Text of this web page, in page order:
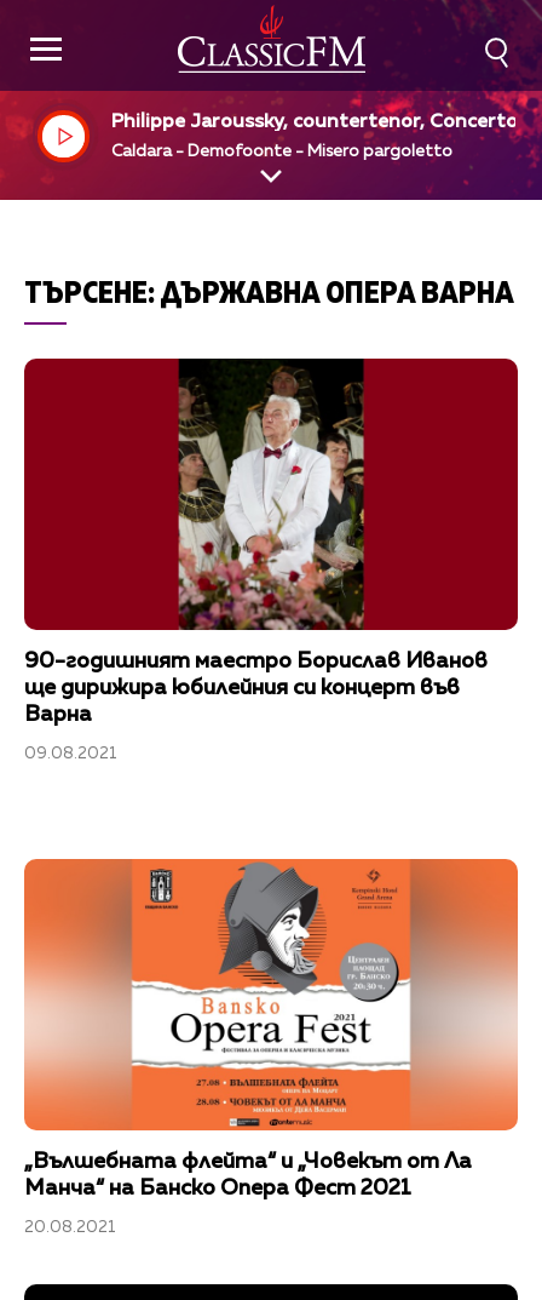
Philippe Jaroussky, countertenor, Concerto
n, Emmanuelle Haim dir
Caldara - Demofoonte - Misero pargoletto
ТЪРСЕНЕ:ДЪРЖАВНА ОПЕРА ВАРНА
90-годишният маестро Борислав Иванов
ще дирижира юбилейния си концерт във
Варна
09.08.2021
„Вълшебната флейта“ и „Човекът от Ла
Манча“ на Банско Опера Фест 2021
20.08.2021